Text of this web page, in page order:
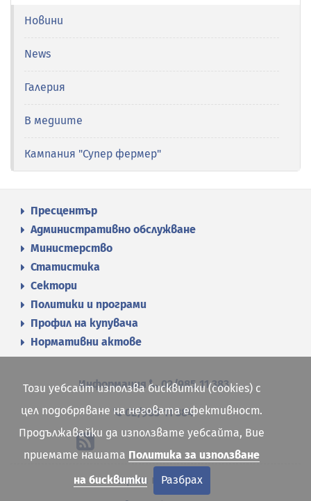
Новини
News
Галерия
В медиите
Кампания "Супер фермер"
Пресцентър
Административно обслужване
Министерство
Статистика
Сектори
Политики и програми
Профил на купувача
Нормативни актове
Информация 02/985 11 383
02/985 11 384
Карта на сайта
Този уебсайт използва бисквитки (cookies) с
цел подобряване на неговата ефективност.
Продължавайки да използвате уебсайта, Вие
приемате нашата Политика за използване
на бисквитки
Разбрах